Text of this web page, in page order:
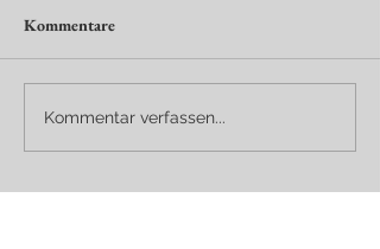
Kommentare
Kommentar verfassen...